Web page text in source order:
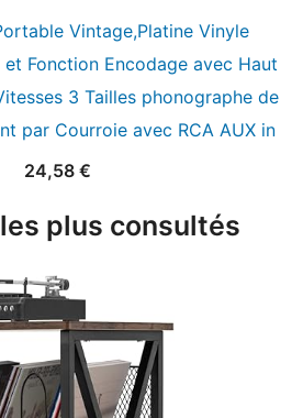
Vintage,Platine Vinyle
Fonction Encodage avec Haut
3 Tailles phonographe de
par Courroie avec RCA AUX in
24,58 €
plus consultés